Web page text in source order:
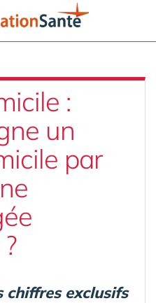
:
un
par
chiffres exclusifs